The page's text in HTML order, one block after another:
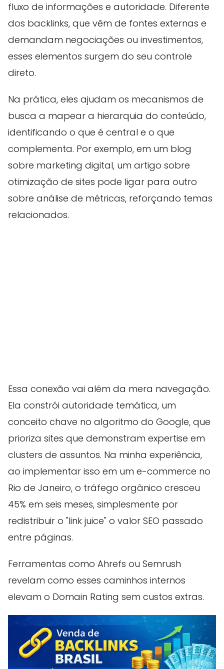
fluxo de informações e autoridade. Diferente
dos backlinks, que vêm de fontes externas e
demandam negociações ou investimentos,
esses elementos surgem do seu controle
direto.
Na prática, eles ajudam os mecanismos de
busca a mapear a hierarquia do conteúdo,
identificando o que é central e o que
complementa. Por exemplo, em um blog
sobre marketing digital, um artigo sobre
otimização de sites pode ligar para outro
sobre análise de métricas, reforçando temas
relacionados.
Essa conexão vai além da mera navegação.
Ela constrói autoridade temática, um
conceito chave no algoritmo do Google, que
prioriza sites que demonstram expertise em
clusters de assuntos. Na minha experiência,
ao implementar isso em um e-commerce no
Rio de Janeiro, o tráfego orgânico cresceu
45% em seis meses, simplesmente por
redistribuir o "link juice" o valor SEO passado
entre páginas.
Ferramentas como Ahrefs ou Semrush
revelam como esses caminhos internos
elevam o Domain Rating sem custos extras.